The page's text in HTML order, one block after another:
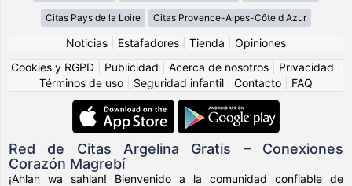
Citas Pays de la Loire Citas Provence-Alpes-Côte d Azur
Noticias Estafadores Tienda
Opiniones
Cookies y RGPD
Publicidad Acerca de nosotros Privacidad
Términos de uso
Seguridad infantil Contacto FAQ
Red de Citas Argelina Gratis – Conexiones
Corazón Magrebí
¡Ahlan wa sahlan! Bienvenido a la comunidad confiable de